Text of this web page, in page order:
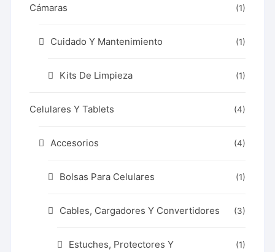
Cámaras (1)
Cuidado Y Mantenimiento (1)
Kits De Limpieza (1)
Celulares Y Tablets (4)
Accesorios (4)
Bolsas Para Celulares (1)
Cables, Cargadores Y Convertidores (3)
Estuches, Protectores Y
(1)